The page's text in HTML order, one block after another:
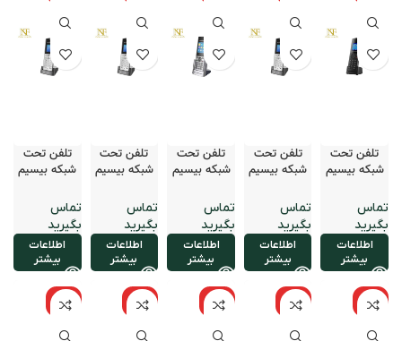
تلفن تحت
شبکه بیسیم
مدل DP720
اطلاعات
بیشتر
تلفن تحت
شبکه بیسیم
مدل DP722
اطلاعات
بیشتر
تلفن تحت
شبکه بیسیم
مدل DP725
اطلاعات
بیشتر
تلفن تحت
شبکه بیسیم
مدل DP730
اطلاعات
بیشتر
تلفن تحت
شبکه بیسیم
مدل WP810
اطلاعات
بیشتر
نامو
جود
نامو
جود
نامو
جود
نامو
جود
نامو
جود